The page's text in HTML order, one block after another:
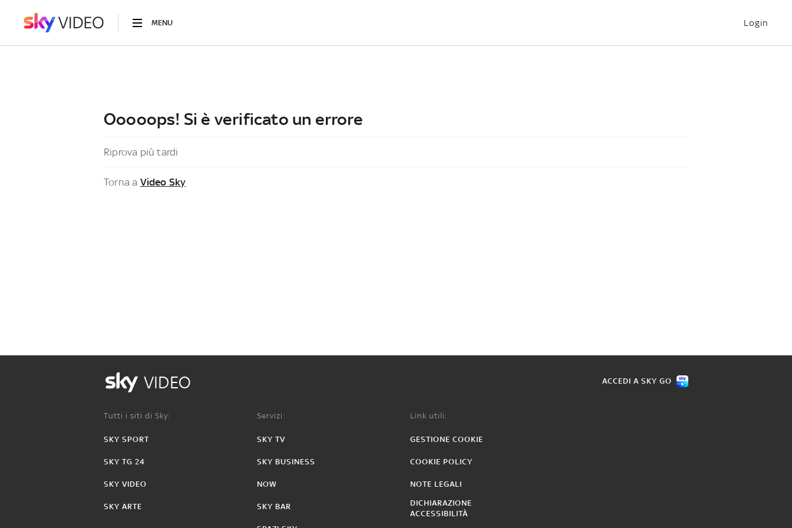
MENU Login
Ooooops! Si è verificato un errore
Riprova più tardi
Torna a Video Sky
VIDEO ACCEDI A SKY GO
Tutti i siti di Sky:
SKY SPORT
SKY TG 24
SKY VIDEO
SKY ARTE
Servizi:
SKY TV
SKY BUSINESS
NOW
SKY BAR
Link utili:
GESTIONE COOKIE
COOKIE POLICY
NOTE LEGALI
DICHIARAZIONE
ACCESSIBILITÀ